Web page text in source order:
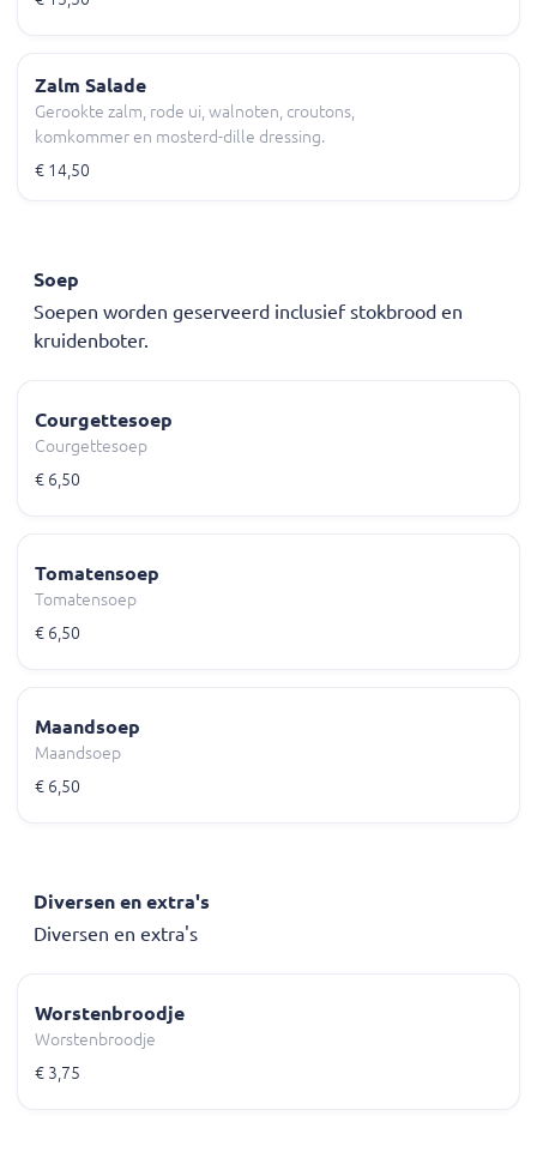
Zalm Salade
Gerookte zalm, rode ui, walnoten, croutons,
komkommer en mosterd-dille dressing.
€ 14,50
Soep
Soepen worden geserveerd inclusief stokbrood en
kruidenboter.
Courgettesoep
Courgettesoep
€ 6,50
Tomatensoep
Tomatensoep
€ 6,50
Maandsoep
Maandsoep
€ 6,50
Diversen en extra's
Diversen en extra's
Worstenbroodje
Worstenbroodje
€ 3,75